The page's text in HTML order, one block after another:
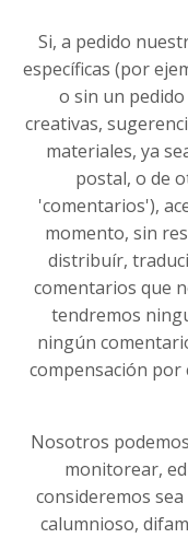
Si, a pedido
específicas (por
o sin un
creativas,
materiales, ya
postal, o de
'comentarios'),
momento, sin
distribuír,
comentarios que
tendremos
ningún
compensación por
Nosotros
monitorear,
consideremos
calumnioso,